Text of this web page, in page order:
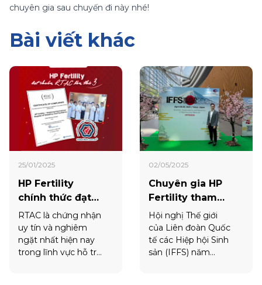
chuyên gia sau chuyến đi này nhé!
Bài viết khác
25/01/2025
HP Fertility
chính thức đạt
chứng nhận
RTAC năm thứ 3.
RTAC là chứng nhận
uy tín và nghiêm
ngặt nhất hiện nay
trong lĩnh vực hỗ trợ
02/05/2025
Chuyên gia HP
Fertility tham
dự Hội nghị IFFS
2025 - Tokyo,
Nhật Bản
Hội nghị Thế giới
của Liên đoàn Quốc
tế các Hiệp hội Sinh
sản (IFFS) năm